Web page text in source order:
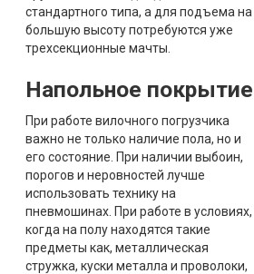
стандартного типа, а для подъема на
большую высоту потребуются уже
трехсекционные мачты.
Напольное покрытие
При работе вилочного погрузчика
важно не только наличие пола, но и
его состояние. При наличии выбоин,
порогов и неровностей лучше
использовать технику на
пневмошинах. При работе в условиях,
когда на полу находятся такие
предметы как, металлическая
стружка, куски металла и проволоки,